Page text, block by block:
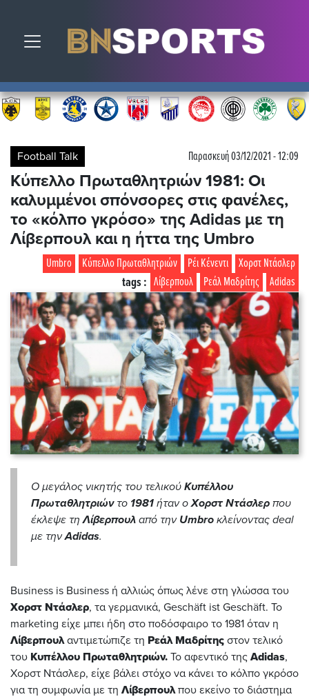
Toggle navigation
Football Talk Παρασκευή 03/12/2021 - 12:09
Κύπελλο Πρωταθλητριών 1981: Οι
καλυμμένοι σπόνσορες στις φανέλες,
το «κόλπο γκρόσο» της Adidas με τη
Λίβερπουλ και η ήττα της Umbro
Χορστ Ντάσλερ
Ρέι Κένεντι
Κύπελλο Πρωταθλητριών
Umbro
Adidas
Ρεάλ Μαδρίτης
Λίβερπουλ
tags :
Ο μεγάλος νικητής του τελικού Κυπέλλου
Πρωταθλητριώντο 1981 ήταν οΧορστ Ντάσλερ που
έκλεψε τηΛίβερπουλ από την Umbro κλείνοντας deal
με τηνAdidas.
Business is Business ή αλλιώς όπως λένε στη γλώσσα του
Χορστ Ντάσλερ, τα γερμανικά, Geschäft ist Geschäft. Το
marketing είχε μπει ήδη στο ποδόσφαιρο το 1981 όταν η
Λίβερπουλαντιμετώπιζε τη Ρεάλ Μαδρίτης στον τελικό
του Κυπέλλου Πρωταθλητριών. Το αφεντικό της Adidas,
Χορστ Ντάσλερ, είχε βάλει στόχο να κάνει το κόλπο γκρόσο
για τη συμφωνία με τη Λίβερπουλπου εκείνο το διάστημα